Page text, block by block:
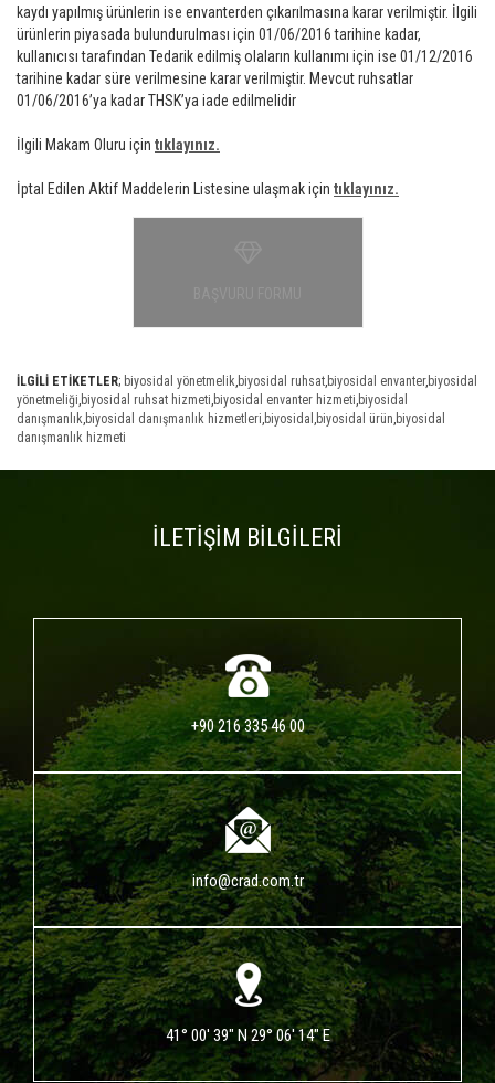
kaydı yapılmış ürünlerin ise envanterden çıkarılmasına karar verilmiştir. İlgili
ürünlerin piyasada bulundurulması için 01/06/2016 tarihine kadar,
kullanıcısı tarafından Tedarik edilmiş olaların kullanımı için ise 01/12/2016
tarihine kadar süre verilmesine karar verilmiştir. Mevcut ruhsatlar
01/06/2016’ya kadar THSK’ya iade edilmelidir
İlgili Makam Oluru için tıklayınız.
İptal Edilen Aktif Maddelerin Listesine ulaşmak için tıklayınız.
İLGİLİ ETİKETLER; biyosidal yönetmelik,biyosidal ruhsat,biyosidal envanter,biyosidal
yönetmeliği,biyosidal ruhsat hizmeti,biyosidal envanter hizmeti,biyosidal
danışmanlık,biyosidal danışmanlık hizmetleri,biyosidal ,biyosidal ürün,biyosidal
danışmanlık hizmeti
İLETİŞİM BİLGİLERİ
+90 216 335 46 00
info@crad.com.tr
41° 00' 39" N 29° 06' 14" E